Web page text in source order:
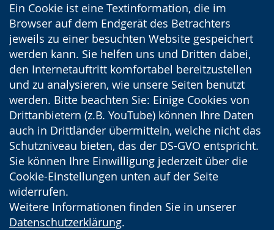
Ein Cookie ist eine Textinformation, die im
Browser auf dem Endgerät des Betrachters
jeweils zu einer besuchten Website gespeichert
werden kann. Sie helfen uns und Dritten dabei,
den Internetauftritt komfortabel bereitzustellen
und zu analysieren, wie unsere Seiten benutzt
werden. Bitte beachten Sie: Einige Cookies von
Drittanbietern (z.B. YouTube) können Ihre Daten
auch in Drittländer übermitteln, welche nicht das
Schutzniveau bieten, das der DS-GVO entspricht.
Sie können Ihre Einwilligung jederzeit über die
Cookie-Einstellungen unten auf der Seite
widerrufen.
Weitere Informationen finden Sie in unserer
Datenschutzerklärung.